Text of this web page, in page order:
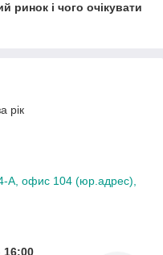
ринок і чого очікувати
рік
А, офис 104 (юр.адрес),
16:00